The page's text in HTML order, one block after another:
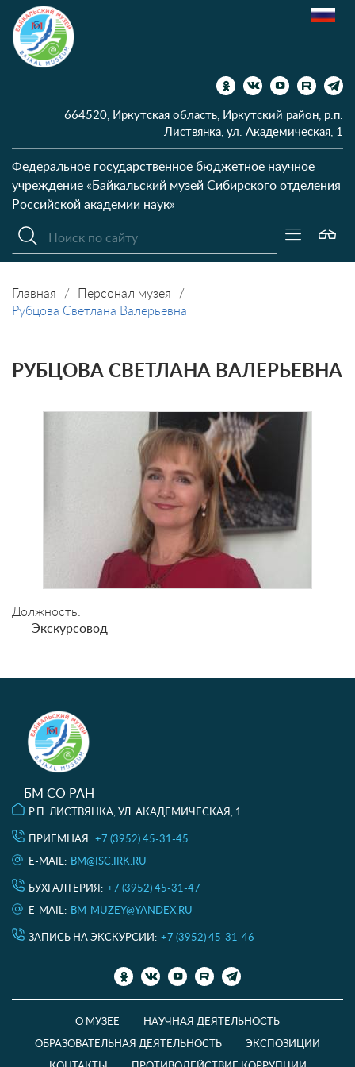
664520, Иркутская область, Иркутский район, р.п.
Листвянка, ул. Академическая, 1
Федеральное государственное бюджетное научное
учреждение «Байкальский музей Сибирского отделения
Российской академии наук»
Главная
Персонал музея
Рубцова Светлана Валерьевна
РУБЦОВА СВЕТЛАНА ВАЛЕРЬЕВНА
Должность:
Экскурсовод
БМ СО РАН
О МУЗЕЕ НАУЧНАЯ ДЕЯТЕЛЬНОСТЬ
ОБРАЗОВАТЕЛЬНАЯ ДЕЯТЕЛЬНОСТЬ ЭКСПОЗИЦИИ
Р.П. ЛИСТВЯНКА, УЛ. АКАДЕМИЧЕСКАЯ, 1
ПРИЕМНАЯ: +7 (3952) 45-31-45
E-MAIL: BM@ISC.IRK.RU
БУХГАЛТЕРИЯ: +7 (3952) 45-31-47
E-MAIL: BM-MUZEY@YANDEX.RU
ЗАПИСЬ НА ЭКСКУРСИИ: +7 (3952) 45-31-46